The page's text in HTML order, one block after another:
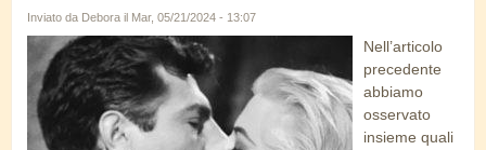
Inviato da Debora il Mar, 05/21/2024 - 13:07
mastroianni_kiss_anita.jpg
Nell’articolo
precedente
abbiamo
osservato
insieme quali